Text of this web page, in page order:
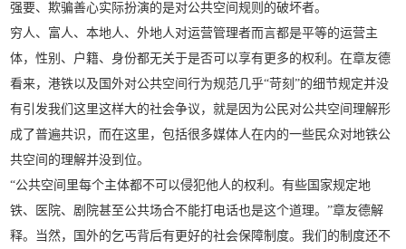
强要、欺骗善心实际扮演的是对公共空间规则的破坏者。
穷人、富人、本地人、外地人对运营管理者而言都是平等的运营主
体，性别、户籍、身份都无关于是否可以享有更多的权利。在章友德
看来，港铁以及国外对公共空间行为规范几乎“苛刻”的细节规定并没
有引发我们这里这样大的社会争议，就是因为公民对公共空间理解形
成了普遍共识，而在这里，包括很多媒体人在内的一些民众对地铁公
共空间的理解并没到位。
“公共空间里每个主体都不可以侵犯他人的权利。有些国家规定地
铁、医院、剧院甚至公共场合不能打电话也是这个道理。”章友德解
释。当然，国外的乞丐背后有更好的社会保障制度。我们的制度还不